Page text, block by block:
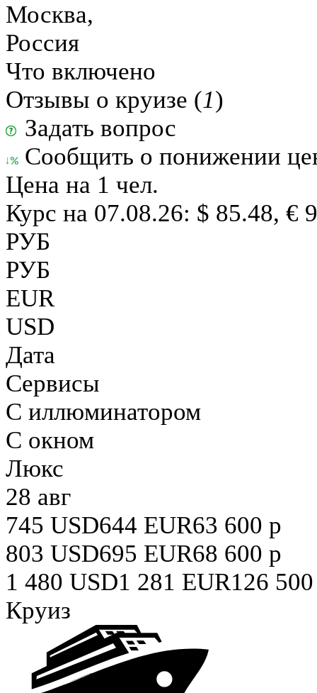
Москва,
Россия
Что включено
Отзывы о круизе (1)
Задать вопрос
Сообщить о понижении
Цена на 1 чел.
Курс на 07.08.26: $ 85.48, €
РУБ
РУБ
EUR
USD
Дата
Сервисы
С иллюминатором
С окном
Люкс
28 авг
745 USD644 EUR63 600 р
803 USD695 EUR68 600 р
1 480 USD1 281 EUR126 500
Круиз